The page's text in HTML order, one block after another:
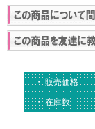
・ 販売価格
・ 在庫数